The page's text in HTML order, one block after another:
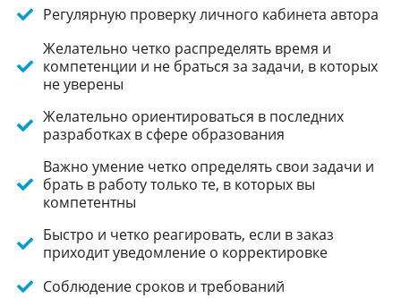
Регулярную проверку личного кабинета автора
Желательно четко распределять время и
компетенции и не браться за задачи, в которых
не уверены
Желательно ориентироваться в последних
разработках в сфере образования
Важно умение четко определять свои задачи и
брать в работу только те, в которых вы
компетентны
Быстро и четко реагировать, если в заказ
приходит уведомление о корректировке
Соблюдение сроков и требований